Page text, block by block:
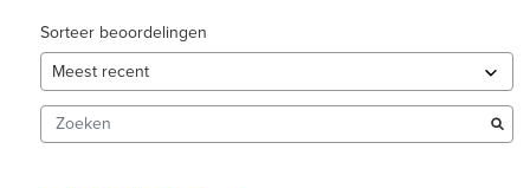
Sorteer beoordelingen